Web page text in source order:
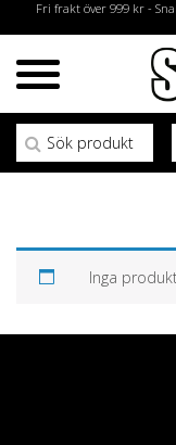
Fri frakt över 999 kr -
Sök efter:
Inga